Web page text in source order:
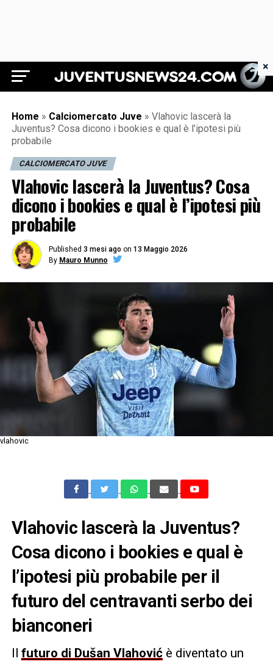
Juventus News 24
Home » Calciomercato Juve » Vlahovic lascerà la
Juventus? Cosa dicono i bookies e qual è l’ipotesi più
probabile
CALCIOMERCATO JUVE
Vlahovic lascerà la Juventus? Cosa
dicono i bookies e qual è l’ipotesi più
probabile
Published 3 mesi ago on 13 Maggio 2026
By Mauro Munno
vlahovic
Vlahovic lascerà la Juventus?
Cosa dicono i bookies e qual è
l’ipotesi più probabile per il
futuro del centravanti serbo dei
bianconeri
Il futuro di Dušan Vlahovićè diventato un
×